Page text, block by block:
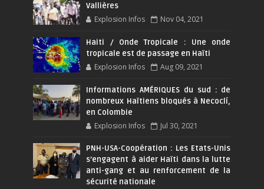
Vallières
Explosion Infos Nov 04, 2021
Haiti / Onde Tropicale : Une onde
tropicale est de passage en Haïti
Explosion Infos Aug 09, 2021
Informations AMÉRIQUES du sud : de
nombreux Haïtiens bloqués à Necoclí,
en Colombie
Explosion Infos Jul 30, 2021
PNH-USA-Coopération : Les Etats-Unis
s’engagent à aider Haïti dans la lutte
anti-gang et au renforcement de la
sécurité nationale